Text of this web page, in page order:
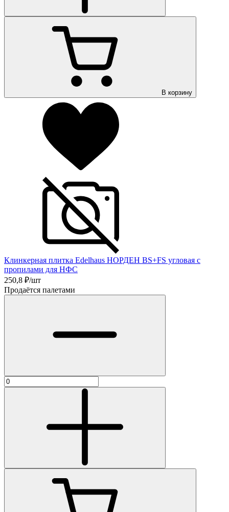
В корзину
Клинкерная плитка Edelhaus НОРДЕН BS+FS угловая с
пропилами для НФС
250,8 ₽/шт
Продаётся палетами